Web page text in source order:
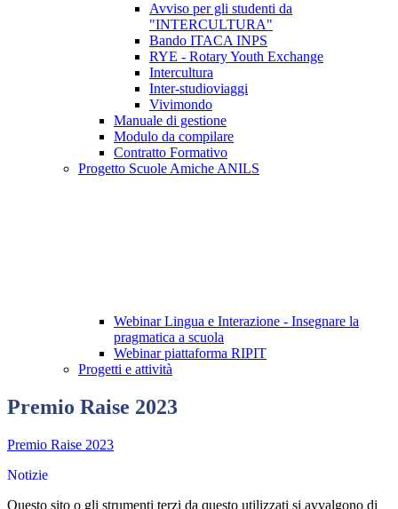
Avviso per gli studenti da
"INTERCULTURA"
Bando ITACA INPS
RYE - Rotary Youth Exchange
Intercultura
Inter-studioviaggi
Vivimondo
Manuale di gestione
Modulo da compilare
Contratto Formativo
Progetto Scuole Amiche ANILS
Webinar Lingua e Interazione - Insegnare la
pragmatica a scuola
Webinar piattaforma RIPIT
Progetti e attività
Premio Raise 2023
Premio Raise 2023
Notizie
Questo sito o gli strumenti terzi da questo utilizzati si avvalgono di